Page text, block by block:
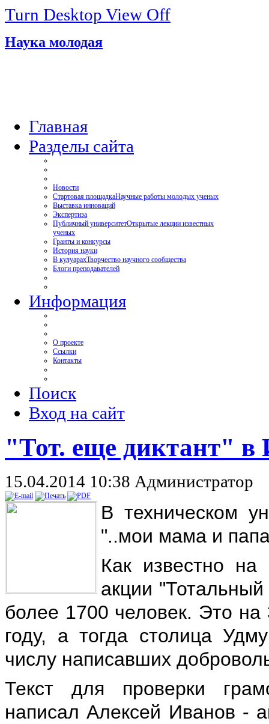
Turn Desktop View Off
Наука молодая
Главная
Разделы сайта
Новости
Стартовая площадкаНаучные работы молодых ученых
Выставка инноваций
Экспертиза
Публичный университетОткрытые лекции известных
ученых
Гранты и конкурсы
История науки
В кулуарахТворчество научного сообщества
Блоги преподавателей
Информация
О проекте
Ссылки
Контакты
Поиск
Вход на сайт
"Тот. еще диктант"
15.04.2014 10:38 Администратор
В техническом
"..мои мама и
Как известно
акции
более 1700 человек. Это
году, а тогда столица
числу написавших
Текст для проверки
написал Алексей Иванов -